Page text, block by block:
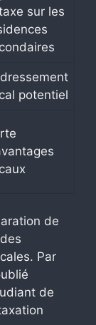
sur les
potentiel
de
Par
de